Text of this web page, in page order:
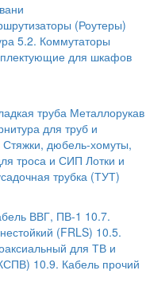
(Роутеры)
5.2. Коммутаторы
для шкафов
труба Металлорукав
для труб и
Стяжки, дюбель-хомуты,
троса и СИП Лотки и
трубка (ТУТ)
ВВГ, ПВ-1 10.7.
(FRLS) 10.5.
для ТВ и
10.9. Кабель прочий